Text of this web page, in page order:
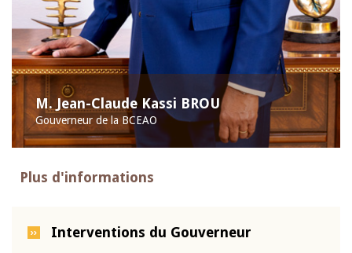
M. Jean-Claude Kassi BROU
Gouverneur de la BCEAO
Plus d'informations
Interventions du Gouverneur